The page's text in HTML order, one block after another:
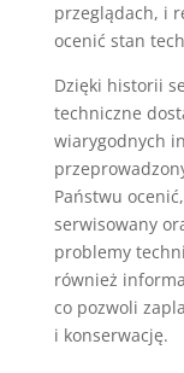
przeglądach, i
ocenić stan
Dzięki historii
techniczne
wiarygodnych
Państwu
serwisowany
problemy
również
co pozwoli
i konserwację.